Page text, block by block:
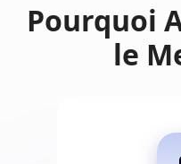
Pourquoi
le